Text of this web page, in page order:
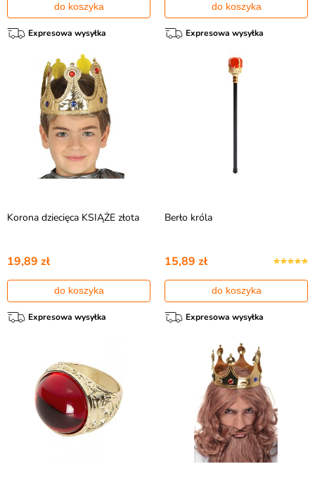
do koszyka
Expresowa wysyłka
do koszyka
Expresowa wysyłka
Korona dziecięca KSIĄŻE złota
19,89 zł
do koszyka
Expresowa wysyłka
Berło króla
15,89 zł
do koszyka
Expresowa wysyłka